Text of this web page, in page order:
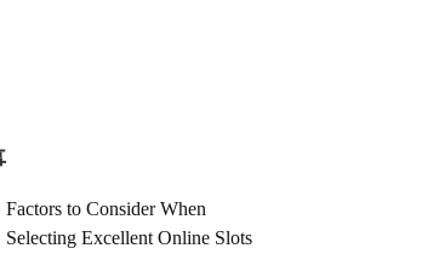
Factors to Consider When
Selecting Excellent Online Slots